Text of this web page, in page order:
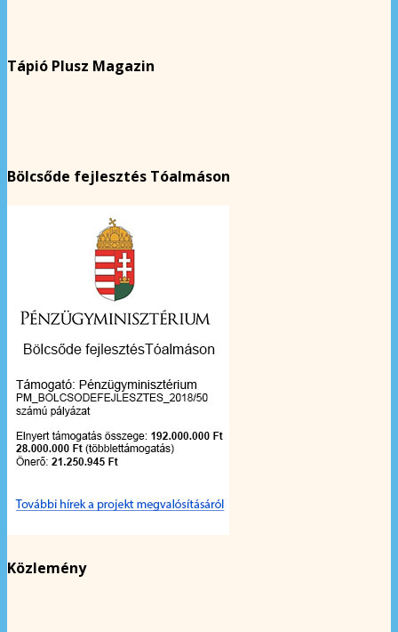
Tápió Plusz Magazin
Bölcsőde fejlesztés Tóalmáson
Közlemény